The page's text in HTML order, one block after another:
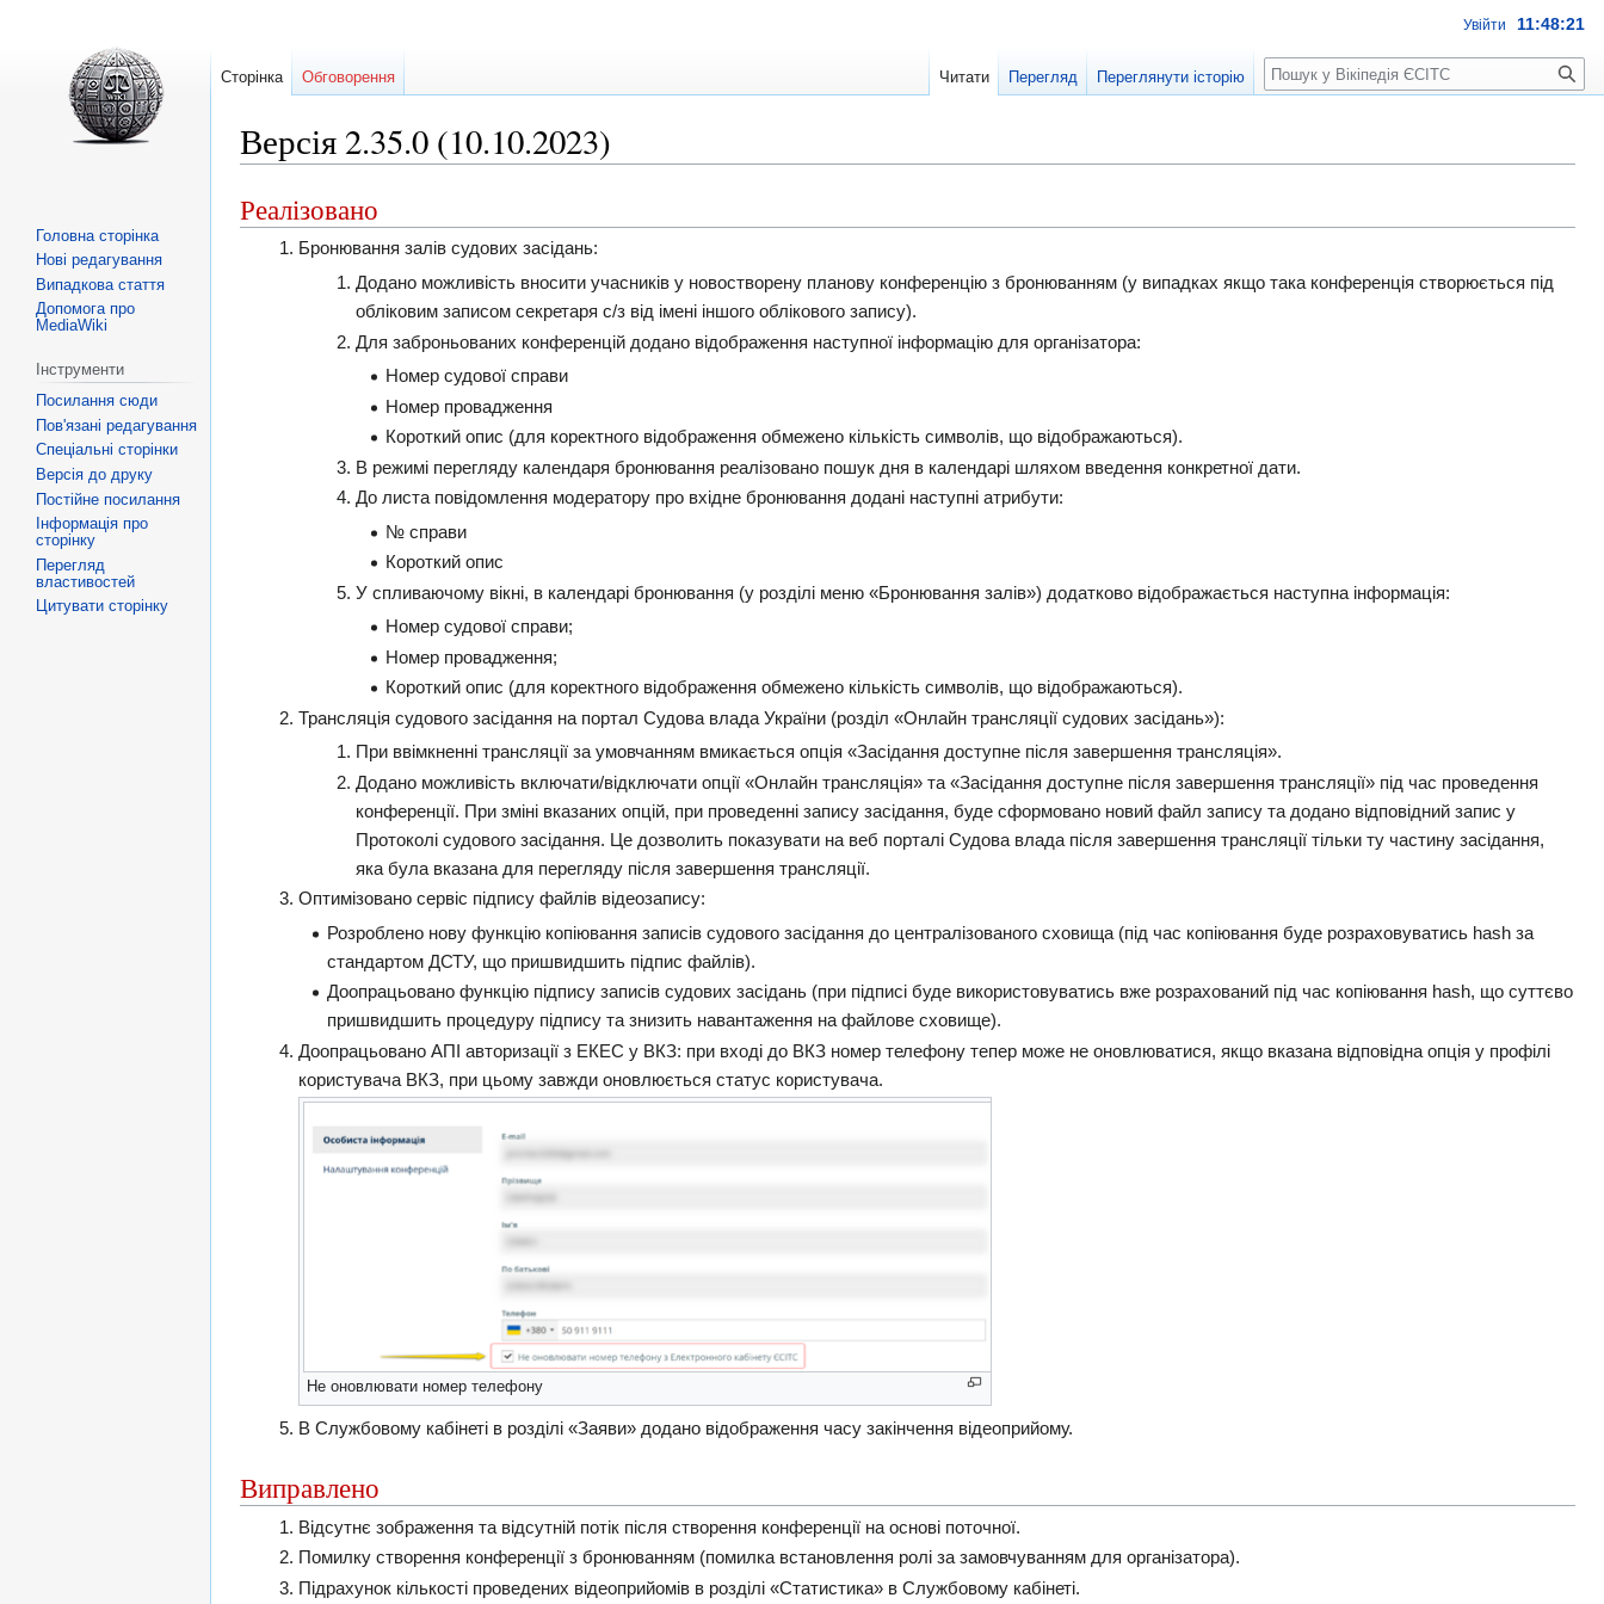
Версія 2.35.0 (10.10.2023)
Перейти
до
Перейти
до
Реалізовано
Бронювання залів судових засідань:
Додано можливість вносити учасників у новостворену планову конференцію з бронюванням (у випадках якщо така конференція створюється під
обліковим записом секретаря с/з від імені іншого облікового запису).
Для заброньованих конференцій додано відображення наступної інформацію для організатора:
Номер судової справи
Номер провадження
Короткий опис (для коректного відображення обмежено кількість символів, що відображаються).
В режимі перегляду календаря бронювання реалізовано пошук дня в календарі шляхом введення конкретної дати.
До листа повідомлення модератору про вхідне бронювання додані наступні атрибути:
№ справи
Короткий опис
У спливаючому вікні, в календарі бронювання (у розділі меню «Бронювання залів») додатково відображається наступна інформація:
Номер судової справи;
Номер провадження;
Короткий опис (для коректного відображення обмежено кількість символів, що відображаються).
Трансляція судового засідання на портал Судова влада України (розділ «Онлайн трансляції судових засідань»):
При ввімкненні трансляції за умовчанням вмикається опція «Засідання доступне після завершення трансляція».
Додано можливість включати/відключати опції «Онлайн трансляція» та «Засідання доступне після завершення трансляції» під час проведення
конференції. При зміні вказаних опцій, при проведенні запису засідання, буде сформовано новий файл запису та додано відповідний запис у
Протоколі судового засідання. Це дозволить показувати на веб порталі Судова влада після завершення трансляції тільки ту частину засідання,
яка була вказана для перегляду після завершення трансляції.
Оптимізовано сервіс підпису файлів відеозапису:
Розроблено нову функцію копіювання записів судового засідання до централізованого сховища (під час копіювання буде розраховуватись hash за
стандартом ДСТУ, що пришвидшить підпис файлів).
Доопрацьовано функцію підпису записів судових засідань (при підписі буде використовуватись вже розрахований під час копіювання hash, що суттєво
пришвидшить процедуру підпису та знизить навантаження на файлове сховище).
Доопрацьовано АПІ авторизації з ЕКЕС у ВКЗ: при вході до ВКЗ номер телефону тепер може не оновлюватися, якщо вказана відповідна опція у профілі
користувача ВКЗ, при цьому завжди оновлюється статус користувача.
Не оновлювати номер телефону
В Службовому кабінеті в розділі «Заяви» додано відображення часу закінчення відеоприйому.
Виправлено
Відсутнє зображення та відсутній потік після створення конференції на основі поточної.
Помилку створення конференції з бронюванням (помилка встановлення ролі за замовчуванням для організатора).
Підрахунок кількості проведених відеоприйомів в розділі «Статистика» в Службовому кабінеті.
Увійти 11:48:21
Сторінка Обговорення Читати Перегляд Переглянути історію Пошук
Головна сторінка
Нові редагування
Випадкова стаття
Допомога про
MediaWiki
Інструменти
Посилання сюди
Пов'язані редагування
Спеціальні сторінки
Версія до друку
Постійне посилання
Інформація про
сторінку
Перегляд
властивостей
Цитувати сторінку